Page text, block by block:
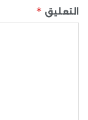
التعليق *